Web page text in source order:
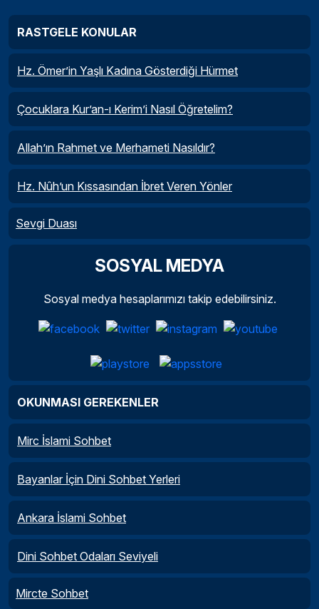
RASTGELE KONULAR
Hz. Ömer’in Yaşlı Kadına Gösterdiği Hürmet
Çocuklara Kur’an-ı Kerim’i Nasıl Öğretelim?
Allah’ın Rahmet ve Merhameti Nasıldır?
Hz. Nûh’un Kıssasından İbret Veren Yönler
Sevgi Duası
SOSYAL MEDYA
Sosyal medya hesaplarımızı takip edebilirsiniz.
OKUNMASI GEREKENLER
Mirc İslami Sohbet
Bayanlar İçin Dini Sohbet Yerleri
Ankara İslami Sohbet
Dini Sohbet Odaları Seviyeli
Mircte Sohbet